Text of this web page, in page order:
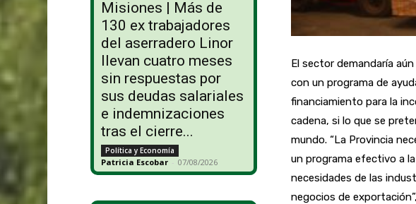
Misiones | Más de
130 ex trabajadores
del aserradero Linor
llevan cuatro meses
sin respuestas por
sus deudas salariales
e indemnizaciones
tras el cierre...
Política y Economía
Patricia Escobar - 07/08/2026
El sector demandaría
con un programa de
financiamiento para la
cadena, si lo que se
mundo. “La Provincia
un programa efectivo a
necesidades de las
negocios de